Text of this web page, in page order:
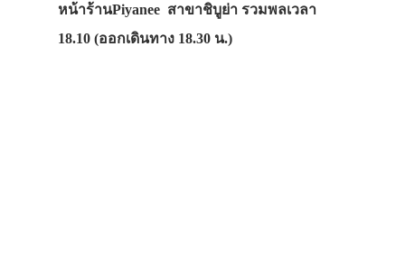
หน้าร้านPiyanee สาขาชิบูย่า รวมพลเวลา
18.10 (ออกเดินทาง 18.30 น.)